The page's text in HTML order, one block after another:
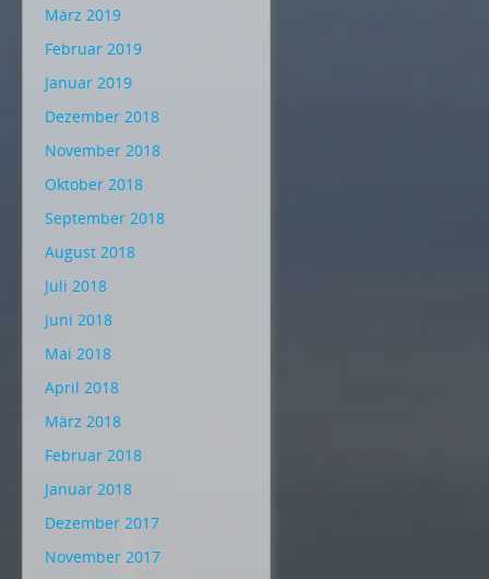
März 2019
Februar 2019
Januar 2019
Dezember 2018
November 2018
Oktober 2018
September 2018
August 2018
Juli 2018
Juni 2018
Mai 2018
April 2018
März 2018
Februar 2018
Januar 2018
Dezember 2017
November 2017